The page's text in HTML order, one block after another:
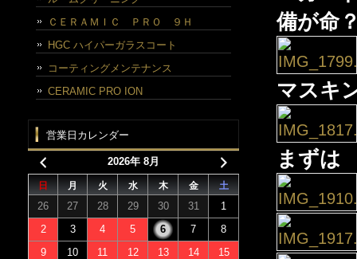
備が命
マスキ
まずは
ＣＥＲＡＭＩＣ ＰＲＯ ９Ｈ
HGC ハイパーガラスコート
コーティングメンテナンス
CERAMIC PRO ION
営業日カレンダー
2026年 8月
日 月 火 水 木 金 土
26 27 28 29 30 31
1
2
3 4 5 6 7
8
9
10 11 12 13 14
15